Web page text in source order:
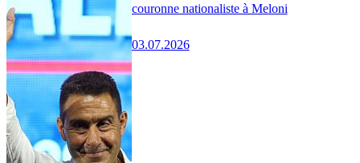
couronne nationaliste à Meloni
03.07.2026